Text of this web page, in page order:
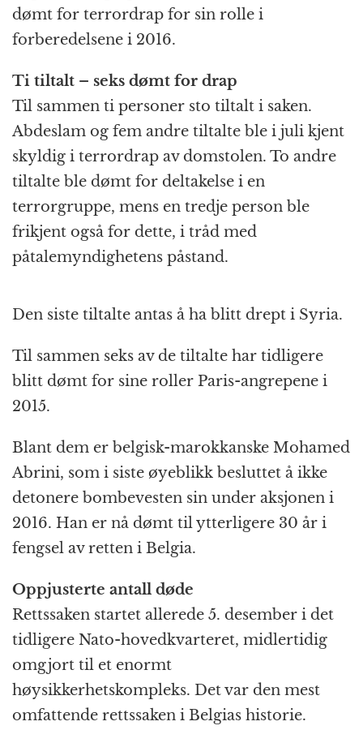
dømt for terrordrap for sin rolle i
forberedelsene i 2016.
Ti tiltalt – seks dømt for drap
Til sammen ti personer sto tiltalt i saken.
Abdeslam og fem andre tiltalte ble i juli kjent
skyldig i terrordrap av domstolen. To andre
tiltalte ble dømt for deltakelse i en
terrorgruppe, mens en tredje person ble
frikjent også for dette, i tråd med
påtalemyndighetens påstand.
Den siste tiltalte antas å ha blitt drept i Syria.
Til sammen seks av de tiltalte har tidligere
blitt dømt for sine roller Paris-angrepene i
2015.
Blant dem er belgisk-marokkanske Mohamed
Abrini, som i siste øyeblikk besluttet å ikke
detonere bombevesten sin under aksjonen i
2016. Han er nå dømt til ytterligere 30 år i
fengsel av retten i Belgia.
Oppjusterte antall døde
Rettssaken startet allerede 5. desember i det
tidligere Nato-hovedkvarteret, midlertidig
omgjort til et enormt
høysikkerhetskompleks. Det var den mest
omfattende rettssaken i Belgias historie.